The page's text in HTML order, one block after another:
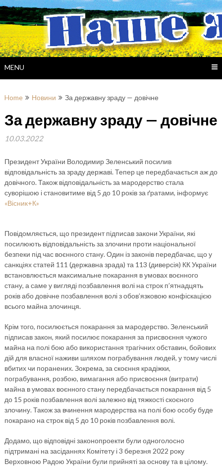
Skip
to
content
MENU
Home Новини За державну зраду — довічне
За державну зраду — довічне
10.03.2022
Президент України Володимир Зеленський посилив
відповідальність за зраду державі. Тепер це передбачається аж до
довічного. Також відповідальність за мародерство стала
суворішою і становитиме від 5 до 10 років за ґратами, інформує
«Вісник+К»
Повідомляється, що президент підписав закони України, які
посилюють відповідальність за злочини проти національної
безпеки під час воєнного стану. Один із законів передбачає, що у
санкціях статей 111 (державна зрада) та 113 (диверсія) КК України
встановлюється максимальне покарання в умовах воєнного
стану, а саме у вигляді позбавлення волі на строк п’ятнадцять
років або довічне позбавлення волі з обов’язковою конфіскацією
всього майна злочинця.
Крім того, посилюється покарання за мародерство. Зеленський
підписав закон, який посилює покарання за присвоєння чужого
майна на полі бою або використання трагічних обставин, бойових
дій для власної наживи шляхом пограбування людей, у тому числі
вбитих чи поранених. Зокрема, за скоєння крадіжки,
пограбування, розбою, вимагання або присвоєння (витрати)
майна в умовах воєнного стану передбачається покарання від 5
до 15 років позбавлення волі залежно від тяжкості скоєного
злочину. Також за вчинення мародерства на полі бою особу буде
покарано на строк від 5 до 10 років позбавлення волі.
Додамо, що відповідні законопроекти були одноголосно
підтримані на засіданнях Комітету і 3 березня 2022 року
Верховною Радою України були прийняті за основу та в цілому.